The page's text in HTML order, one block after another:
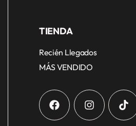
TIENDA
Recién Llegados
MÁS VENDIDO